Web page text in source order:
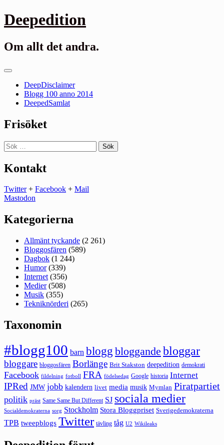
Gå
till
Deepedition
Om allt det andra.
Primär
DeepDisclaimer
Blogg 100 anno 2014
DeepedSamlat
Frisöket
Sök
efter:
Kontakt
Twitter+ Facebook + Mail
Mastodon
Kategorierna
Allmänt tyckande (2 261)
Bloggosfären (589)
Dagbok (1 244)
Humor(339)
Internet (356)
Medier(508)
Musik (355)
Tekniknörderi (265)
Taxonomin
#blogg100 barn blogg bloggande bloggar
bloggare bloggosfären Borlänge Brit Stakston deepedition demokrati
Facebook fildelning fotboll FRA födelsedag Google historia Internet
IPRed JMW jobb kalendern livet media musik Mymlan Piratpartiet
politik präst Same Same But Different SJ sociala medier
Socialdemokraterna sorg Stockholm Stora Bloggpriset Sverigedemokraterna
TPB tweepblogs Twitter tävling tåg U2 Wikileaks